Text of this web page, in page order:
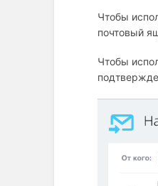
Чтобы
почтовый
Чтобы